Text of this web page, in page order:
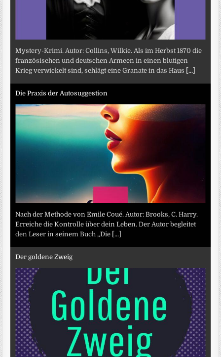
Mystery-Krimi. Autor: Collins, Wilkie. Als im Herbst 1870 die
französischen und deutschen Armeen in einen blutigen
Krieg verwickelt sind, schlägt eine Granate in das Haus [...]
Die Praxis der Autosuggestion
Nach der Methode von Emile Coué. Autor: Brooks, C. Harry.
Erreiche die Kontrolle über dein Leben. Der Autor begleitet
den Leser in seinem Buch „Die [...]
Der goldene Zweig